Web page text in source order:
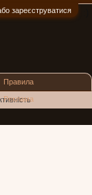
зареєструватися
Правила
Реклама